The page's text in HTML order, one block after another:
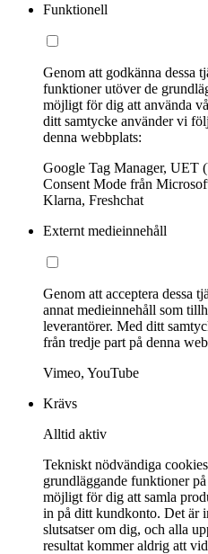
Funktionell
Genom att godkänna dessa
funktioner utöver de
möjligt för dig att använda
ditt samtycke använder vi
denna webbplats:
Google Tag Manager, UET
Consent Mode från
Klarna, Freshchat
Externt medieinnehåll
Genom att acceptera dessa
annat medieinnehåll som
leverantörer. Med ditt
från tredje part på denna
Vimeo, YouTube
Krävs
Alltid aktiv
Tekniskt nödvändiga
grundläggande funktioner
möjligt för dig att samla
in på ditt kundkonto. Det är
slutsatser om dig, och alla
resultat kommer aldrig att